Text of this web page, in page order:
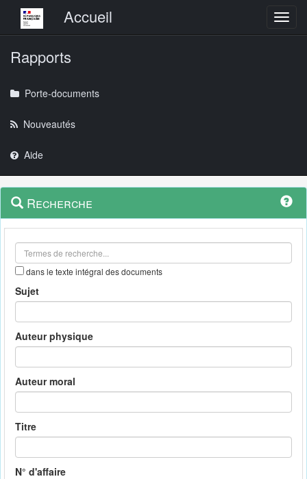
Menu principalAccueil
Rapports
Porte-documents
Nouveautés
Aide
Navigation
outils
Menu
contextuel
Recherche
dans le texte intégral des documents
Sujet
Auteur physique
Auteur moral
Titre
N° d'affaire